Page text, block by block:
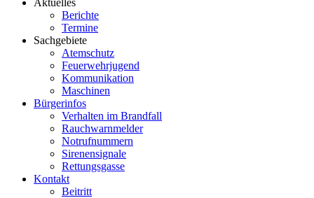
Aktuelles
Berichte
Termine
Sachgebiete
Atemschutz
Feuerwehrjugend
Kommunikation
Maschinen
Bürgerinfos
Verhalten im Brandfall
Rauchwarnmelder
Notrufnummern
Sirenensignale
Rettungsgasse
Kontakt
Beitritt